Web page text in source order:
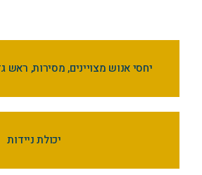
יחסי אנוש מצויינים, מסירות, ראש
יכולת ניידות